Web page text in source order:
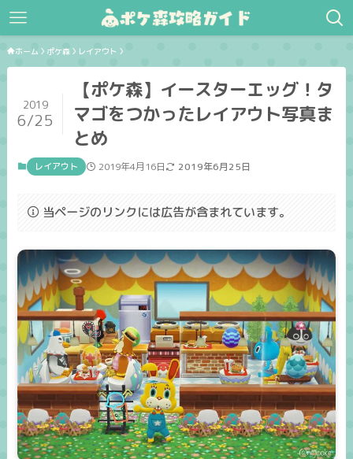
ホーム ポケ森 レイアウト
【ポケ森】イースターエッグ！タ
マゴをつかったレイアウト写真ま
とめ
2019
6/25
レイアウト 2019年4月16日 2019年6月25日
当ページのリンクには広告が含まれています。